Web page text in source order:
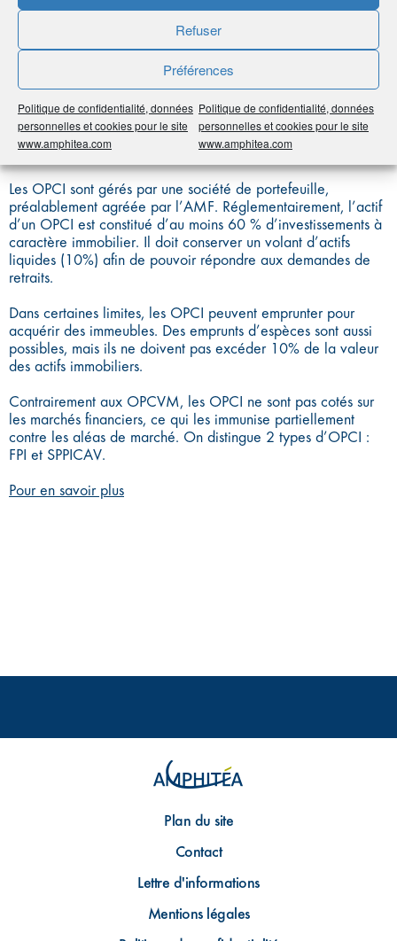
Refuser
Préférences
Politique de confidentialité, données
personnelles et cookies pour le site
www.amphitea.com
Politique de confidentialité, données
personnelles et cookies pour le site
www.amphitea.com
Il a pour obligation de rétrocéder au moins 85 % de plus-
values et profits qu’il dégage aux détenteurs de parts. Les
OPCI ont été créés en 2005 (Ordonnance n° 2005-1278).
Ils sont agréés par l’Autorité des Marchés Financiers (AMF).
Comme les Sicav ou les FCP, ils permettent à plusieurs
épargnants de regrouper leur mise et d’investir dans la pierre
sous une forme indirecte.
Les OPCI sont gérés par une société de portefeuille,
préalablement agréée par l’AMF. Réglementairement, l’actif
d’un OPCI est constitué d’au moins 60 % d’investissements à
caractère immobilier. Il doit conserver un volant d’actifs
liquides (10%) afin de pouvoir répondre aux demandes de
retraits.
Dans certaines limites, les OPCI peuvent emprunter pour
acquérir des immeubles. Des emprunts d’espèces sont aussi
possibles, mais ils ne doivent pas excéder 10% de la valeur
des actifs immobiliers.
Contrairement aux OPCVM, les OPCI ne sont pas cotés sur
les marchés financiers, ce qui les immunise partiellement
contre les aléas de marché. On distingue 2 types d’OPCI :
FPI et SPPICAV.
Pour en savoir plus
Plan du site
Contact
Lettre d'informations
Mentions légales